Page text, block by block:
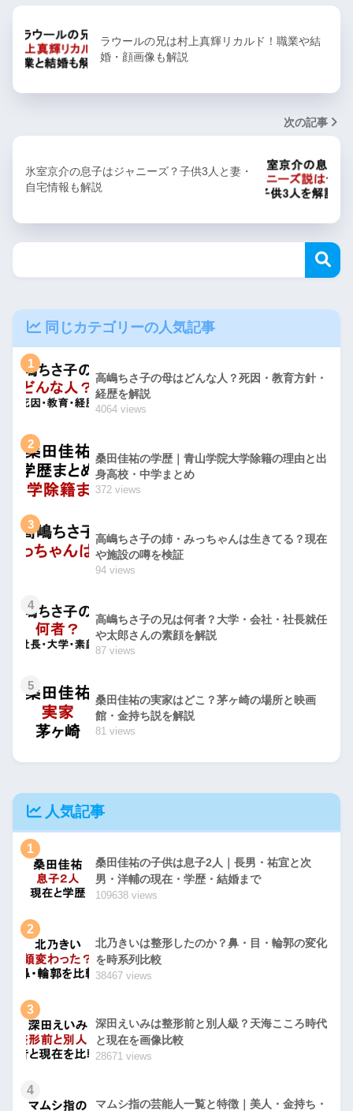
ラウールの兄は村上真輝リカルド！職業や結
婚・顔画像も解説
次の記事
氷室京介の息子はジャニーズ？子供3人と妻・
自宅情報も解説
同じカテゴリーの人気記事
1
高嶋ちさ子の母はどんな人？死因・教育方針・
経歴を解説
4064 views
2
桑田佳祐の学歴｜青山学院大学除籍の理由と出
身高校・中学まとめ
372 views
3
高嶋ちさ子の姉・みっちゃんは生きてる？現在
や施設の噂を検証
94 views
4
高嶋ちさ子の兄は何者？大学・会社・社長就任
や太郎さんの素顔を解説
87 views
5
桑田佳祐の実家はどこ？茅ヶ崎の場所と映画
館・金持ち説を解説
81 views
人気記事
1
桑田佳祐の子供は息子2人｜長男・祐宜と次
男・洋輔の現在・学歴・結婚まで
109638 views
2
北乃きいは整形したのか？鼻・目・輪郭の変化
を時系列比較
38467 views
3
深田えいみは整形前と別人級？天海こころ時代
と現在を画像比較
28671 views
4
マムシ指の芸能人一覧と特徴｜美人・金持ち・